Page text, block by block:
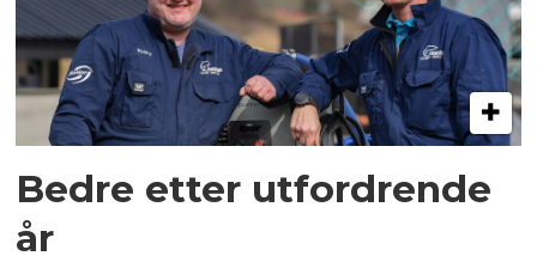
Bedre etter utfordrende
år